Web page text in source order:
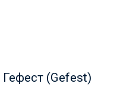
(Gefest)